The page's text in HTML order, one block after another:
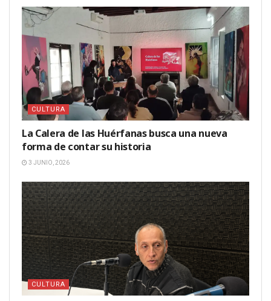
CULTURA
La Calera de las Huérfanas busca una nueva
forma de contar su historia
3 JUNIO, 2026
CULTURA